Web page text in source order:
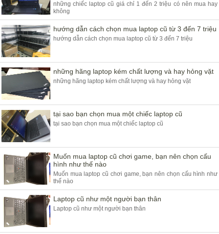
những chiếc laptop cũ giá chỉ 1 đến 2 triệu có nên mua hay
không
hướng dẫn cách chọn mua laptop cũ từ 3 đến 7 triệu
hướng dẫn cách chọn mua laptop cũ từ 3 đến 7 triệu
những hãng laptop kém chất lượng và hay hỏng vặt
những hãng laptop kém chất lượng và hay hỏng vặt
tại sao bạn chọn mua một chiếc laptop cũ
tại sao bạn chọn mua một chiếc laptop cũ
Muốn mua laptop cũ chơi game, bạn nên chọn cấu
hình như thế nào
Muốn mua laptop cũ chơi game, bạn nên chọn cấu hình như
thế nào
Laptop cũ như một người bạn thân
Laptop cũ như một người bạn thân